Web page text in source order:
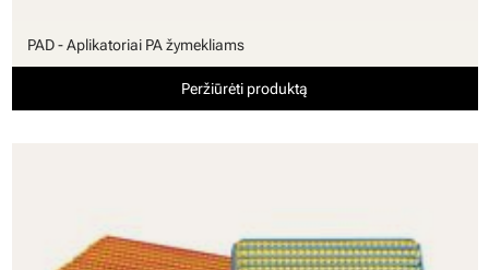
PAD - Aplikatoriai PA žymekliams
Peržiūrėti produktą